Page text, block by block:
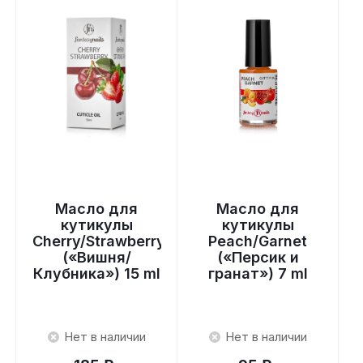
Масло для
кутикулы
Cherry/Strawberry
(«Вишня/
Клубника») 15 ml
Нет в наличии
Масло для
кутикулы
Peach/Garnet
(«Персик и
гранат») 7 ml
Нет в наличии